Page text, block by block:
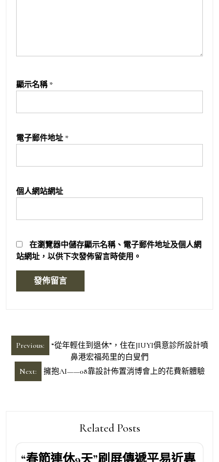
顯示名稱 *
電子郵件地址 *
個人網站網址
在瀏覽器中儲存顯示名稱、電子郵件地址及個人網
站網址，以供下次發佈留言時使用。
文
章
Previous:
“從年輕住到退休”，住在JIUYI俱意診所設計噴
鼻港宏福苑里的白叟們
Next:
擁抱AI——08靠設計佈置消博會上的花費新體驗
Related Posts
“春節連休9天”刷屏傳遞平易近專